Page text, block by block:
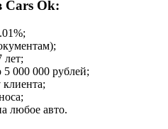
Cars Ok:
;
лет;
000 000 рублей;
любое авто.